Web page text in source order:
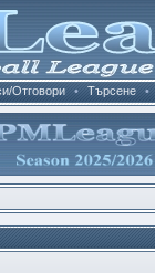
Отговори • Търсене •